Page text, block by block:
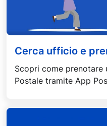
Cerca ufficio e
Scopri come
Postale tramite App